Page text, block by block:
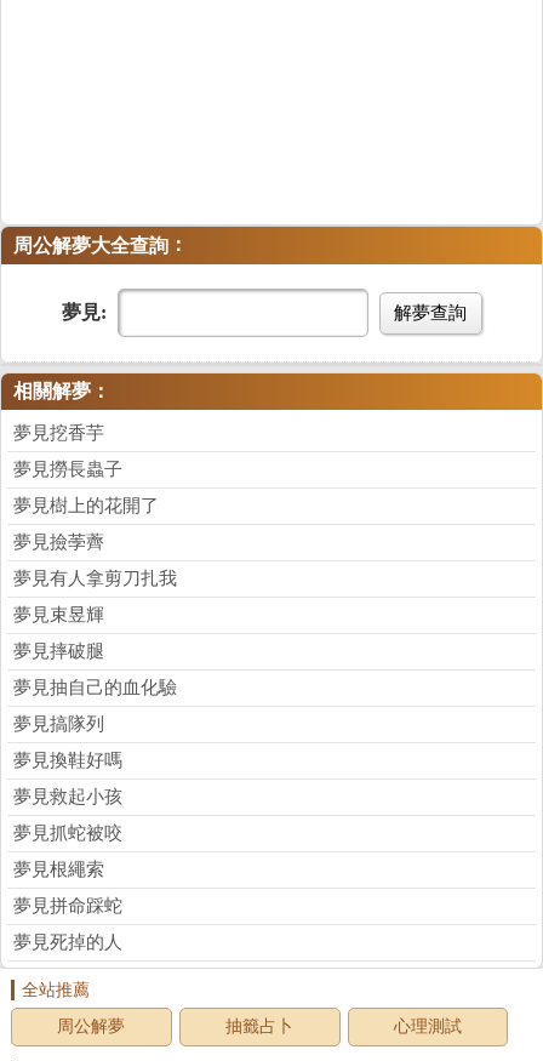
周公解夢大全查詢 ：
夢見: 解夢查詢
相關解夢：
夢見挖香芋
夢見撈長蟲子
夢見樹上的花開了
夢見撿荸薺
夢見有人拿剪刀扎我
夢見束昱輝
夢見摔破腿
夢見抽自己的血化驗
夢見搞隊列
夢見換鞋好嗎
夢見救起小孩
夢見抓蛇被咬
夢見根繩索
夢見拼命踩蛇
夢見死掉的人
全站推薦
周公解夢
抽籤占卜 心理測試